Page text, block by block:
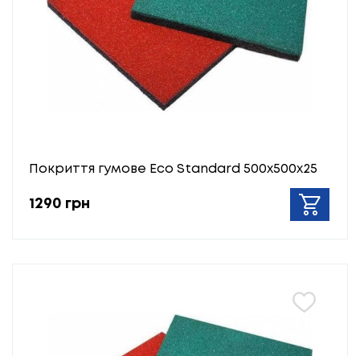
Покриття гумове Eco Standard 500х500х25
1290 грн